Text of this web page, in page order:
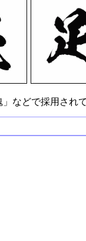
などで採用され